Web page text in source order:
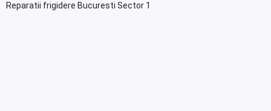
Reparatii frigidere Bucuresti Sector 1